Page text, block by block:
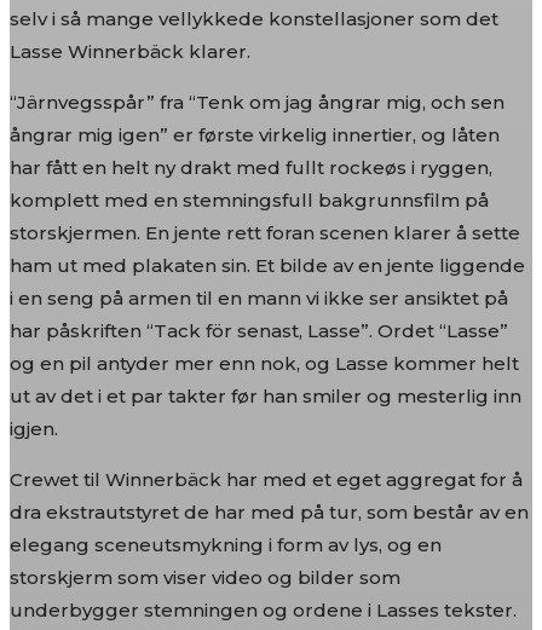
selv i så mange vellykkede konstellasjoner som det
Lasse Winnerbäck klarer.
“Järnvegsspår” fra “Tenk om jag ångrar mig, och sen
ångrar mig igen” er første virkelig innertier, og låten
har fått en helt ny drakt med fullt rockeøs i ryggen,
komplett med en stemningsfull bakgrunnsfilm på
storskjermen. En jente rett foran scenen klarer å sette
ham ut med plakaten sin. Et bilde av en jente liggende
i en seng på armen til en mann vi ikke ser ansiktet på
har påskriften “Tack för senast, Lasse”. Ordet “Lasse”
og en pil antyder mer enn nok, og Lasse kommer helt
ut av det i et par takter før han smiler og mesterlig inn
igjen.
Crewet til Winnerbäck har med et eget aggregat for å
dra ekstrautstyret de har med på tur, som består av en
elegang sceneutsmykning i form av lys, og en
storskjerm som viser video og bilder som
underbygger stemningen og ordene i Lasses tekster.